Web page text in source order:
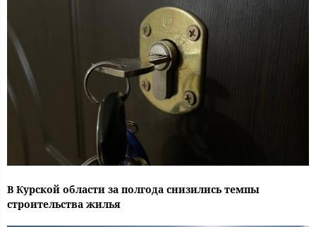
В Курской области за полгода снизились темпы
строительства жилья